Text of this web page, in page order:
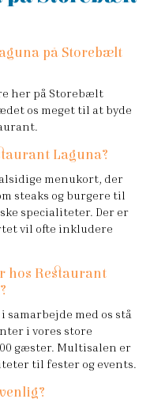
på Storebælt
her på Storebælt
os meget til at byde
Laguna?
menukort, der
steaks og burgere til
specialiteter. Der er
vil ofte inkludere
hos Restaurant
samarbejde med os stå
i vores store
gæster. Multisalen er
til fester og events.